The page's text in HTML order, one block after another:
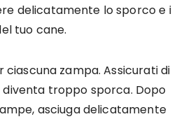
delicatamente lo sporco e i
tuo cane.
ciascuna zampa. Assicurati di
diventa troppo sporca. Dopo
asciuga delicatamente